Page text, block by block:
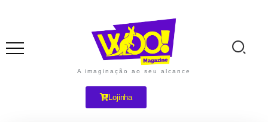
A imaginação ao seu alcance
Lojinha